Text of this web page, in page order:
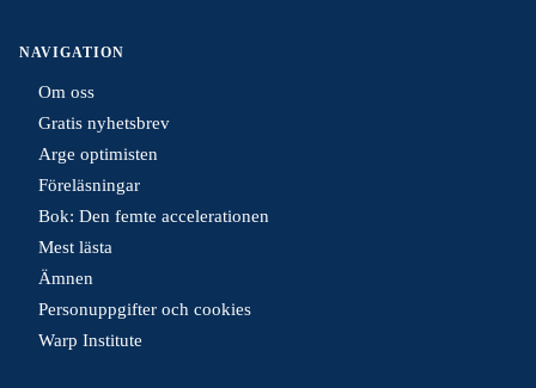
NAVIGATION
Om oss
Gratis nyhetsbrev
Arge optimisten
Föreläsningar
Bok: Den femte accelerationen
Mest lästa
Ämnen
Personuppgifter och cookies
Warp Institute